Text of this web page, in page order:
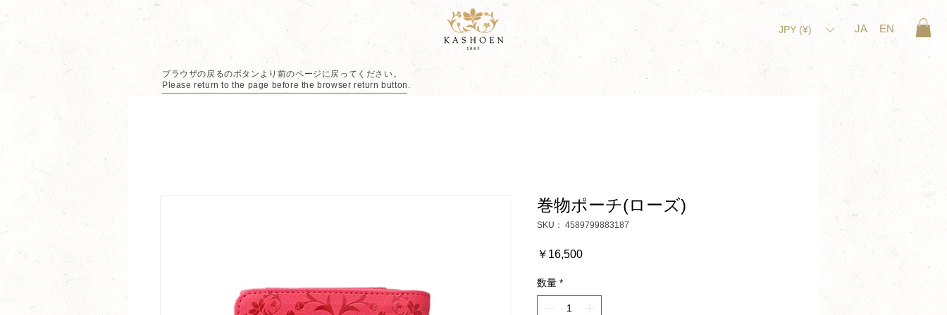
JA EN
JPY (¥)
ブラウザの戻るのボタンより前のページに戻ってください。
Please return to the page before the browser return button.
巻物ポーチ(ローズ)
SKU： 4589799883187
￥16,500価
数量 *